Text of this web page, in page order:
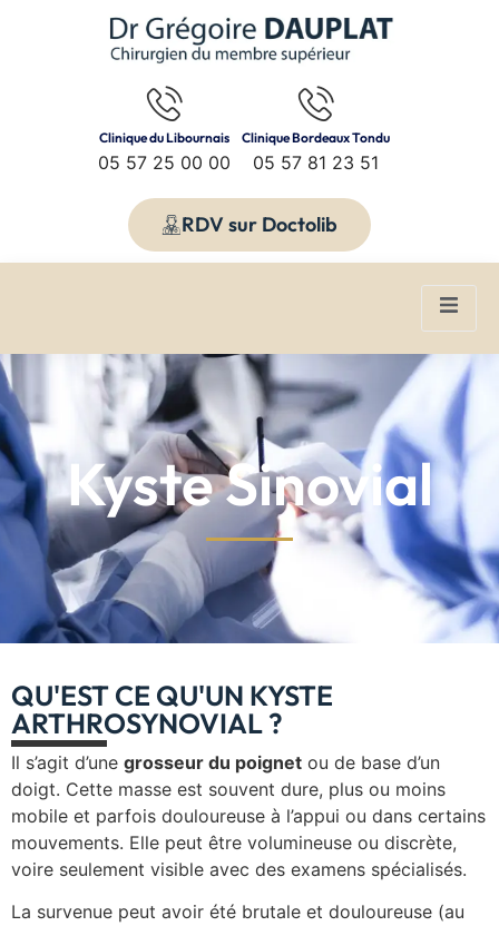
Clinique du Libournais
05 57 25 00 00
Clinique Bordeaux Tondu
05 57 81 23 51
RDV sur Doctolib
Kyste Sinovial
QU'EST CE QU'UN KYSTE
ARTHROSYNOVIAL ?
Il s’agit d’une grosseur du poignet ou de base d’un
doigt. Cette masse est souvent dure, plus ou moins
mobile et parfois douloureuse à l’appui ou dans certains
mouvements. Elle peut être volumineuse ou discrète,
voire seulement visible avec des examens spécialisés.
La survenue peut avoir été brutale et douloureuse (au